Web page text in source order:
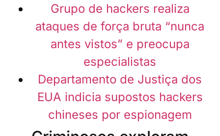
Grupo de hackers realiza
ataques de força bruta “nunca
antes vistos” e preocupa
especialistas
Departamento de Justiça dos
EUA indicia supostos hackers
chineses por espionagem